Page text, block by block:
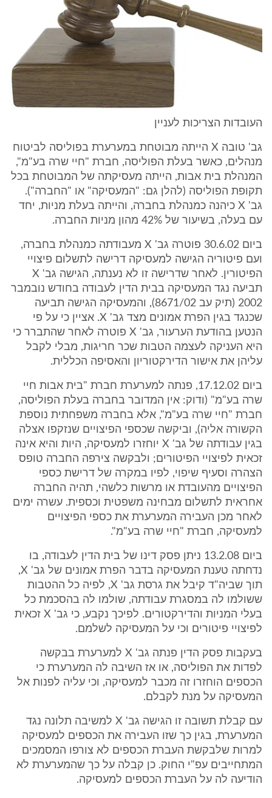
העובדות הצריכות לעניין
גב' טובה X הייתה מבוטחת במערערת בפוליסה לביטוח
מנהלים, כאשר בעלת הפוליסה, חברת "חיי שרה בע"מ",
המנהלת בית אבות, הייתה מעסיקתה של המבוטחת בכל
תקופת הפוליסה (להלן גם: "המעסיקה" או "החברה").
גב' X כיהנה כמנהלת בחברה, והייתה בעלת מניות, יחד
עם בעלה, בשיעור של 42% מהון מניות החברה.
ביום 30.6.02 פוטרה גב' X מעבודתה כמנהלת בחברה,
ועם פיטוריה הגישה למעסיקה דרישה לתשלום פיצויי
הפיטורין. לאחר שדרישה זו לא נענתה, הגישה גב' X
תביעה נגד המעסיקה בבית הדין לעבודה בחודש נובמבר
2002 (תיק עב 8671/02), והמעסיקה הגישה תביעה
שכנגד בגין הפרת אמונים מצד גב' X. אציין כי על פי
הנטען בהודעת הערעור, גב' X פוטרה לאחר שהתברר כי
היא העניקה לעצמה הטבות שכר חריגות, מבלי לקבל
עליהן את אישור הדירקטוריון והאסיפה הכללית.
ביום 17.12.02, פנתה למערערת חברת "בית אבות חיי
שרה בע"מ" (ודוק: אין המדובר בחברה בעלת הפוליסה,
חברת "חיי שרה בע"מ", אלא בחברה משפחתית נוספת
הקשורה אליה), וביקשה שכספי הפיצויים שנזקפו אצלה
בגין עבודתה של גב' X יוחזרו למעסיקה, היות והיא אינה
זכאית לפיצויי הפיטורים; ולבקשה צירפה החברה טופס
הצהרה וסעיף שיפוי, לפיו במקרה של דרישת כספי
הפיצויים מהעובדת או מרשות כלשהי, תהיה החברה
אחראית לתשלום מבחינה משפטית וכספית. עשרה ימים
לאחר מכן העבירה המערערת את כספי הפיצויים
למעסיקה, חברת "חיי שרה בע"מ".
ביום 13.2.08 ניתן פסק דינו של בית הדין לעבודה, בו
נדחתה טענת המעסיקה בדבר הפרת אמונים של גב' X,
תוך שביה"ד קיבל את גרסת גב' X, לפיה כל ההטבות
ששולמו לה במסגרת עבודתה, שולמו לה בהסכמת כל
בעלי המניות והדירקטורים. לפיכך נקבע, כי גב' X זכאית
לפיצויי פיטורים וכי על המעסיקה לשלמם.
בעקבות פסק הדין פנתה גב' X למערערת בבקשה
לפדות את הפוליסה, או אז השיבה לה המערערת כי
הכספים הוחזרו זה מכבר למעסיקה, וכי עליה לפנות אל
המעסיקה על מנת לקבלם.
עם קבלת תשובה זו הגישה גב' X למשיבה תלונה נגד
המערערת, בגין כך שזו העבירה את הכספים למעסיקה
למרות שלבקשת העברת הכספים לא צורפו המסמכים
המתחייבים עפ"י החוק. כן קבלה על כך שהמערערת לא
הודיעה לה על העברת הכספים למעסיקה.